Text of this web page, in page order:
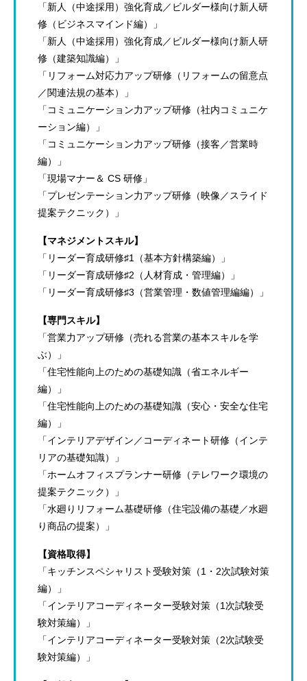
「新人（中途採用）強化育成／ビルダー様向け新人研
修（ビジネスマインド編）」
「新人（中途採用）強化育成／ビルダー様向け新人研
修（建築知識編）」
「リフォーム対応力アップ研修（リフォームの留意点
／関連法規の基本）」
「コミュニケーション力アップ研修（社内コミュニケ
ーション編）」
「コミュニケーション力アップ研修（接客／営業時
編）」
「現場マナー＆ CS 研修」
「プレゼンテーション力アップ研修（映像／スライド
提案テクニック）」
【マネジメントスキル】
「リーダー育成研修♯1（基本方針構築編）」
「リーダー育成研修♯2（人材育成・管理編）」
「リーダー育成研修♯3（営業管理・数値管理編編）」
【専門スキル】
「営業力アップ研修（売れる営業の基本スキルを学
ぶ）」
「住宅性能向上のための基礎知識（省エネルギー
編）」
「住宅性能向上のための基礎知識（安心・安全な住宅
編）」
「インテリアデザイン／コーディネート研修（インテ
リアの基礎知識）」
「ホームオフィスプランナー研修（テレワーク環境の
提案テクニック）」
「水廻りリフォーム基礎研修（住宅設備の基礎／水廻
り商品の提案）」
【資格取得】
「キッチンスペシャリスト受験対策（1・2次試験対策
編）」
「インテリアコーディネーター受験対策（1次試験受
験対策編）」
「インテリアコーディネーター受験対策（2次試験受
験対策編）」